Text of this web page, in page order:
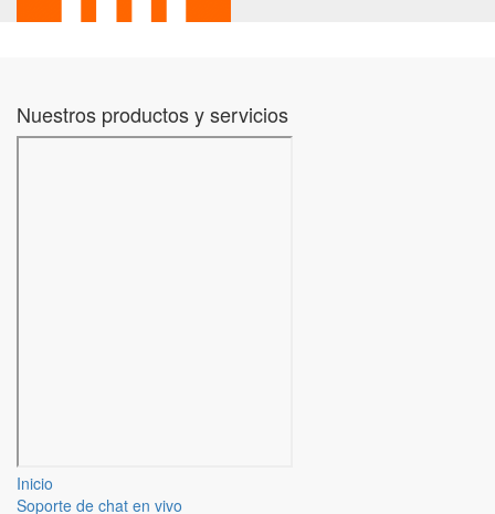
Nuestros productos y servicios
Inicio
Soporte de chat en vivo